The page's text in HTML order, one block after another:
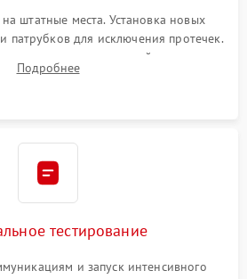
штатные места. Установка новых
патрубков для исключения протечек.
гидравлической системы,
и установка датчика поплавка.
Подробнее
тестирование
и запуск интенсивного